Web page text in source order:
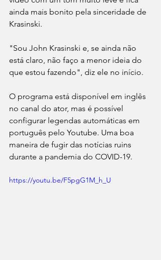
ainda mais bonito pela sinceridade de
Krasinski.
"Sou John Krasinski e, se ainda não
está claro, não faço a menor ideia do
que estou fazendo", diz ele no início.
O programa está disponível em inglês
no canal do ator, mas é possível
configurar legendas automáticas em
português pelo Youtube. Uma boa
maneira de fugir das notícias ruins
durante a pandemia do COVID-19.
https://youtu.be/F5pgG1M_h_U